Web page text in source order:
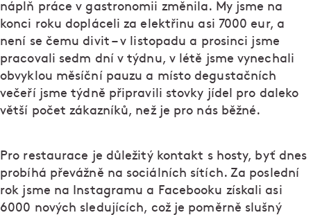
náplň práce v gastronomii změnila. My jsme na
konci roku dopláceli za elektřinu asi 7000 eur, a
není se čemu divit – v listopadu a prosinci jsme
pracovali sedm dní v týdnu, v létě jsme vynechali
obvyklou měsíční pauzu a místo degustačních
večeří jsme týdně připravili stovky jídel pro daleko
větší počet zákazníků, než je pro nás běžné.
Pro restaurace je důležitý kontakt s hosty, byť dnes
probíhá převážně na sociálních sítích. Za poslední
rok jsme na Instagramu a Facebooku získali asi
6000 nových sledujících, což je poměrně slušný